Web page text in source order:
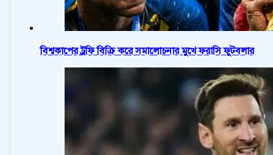
বিশ্বকাপের ট্রফি বিক্রি করে সমালোচনার মুখে ফরাসি ফুটবলার